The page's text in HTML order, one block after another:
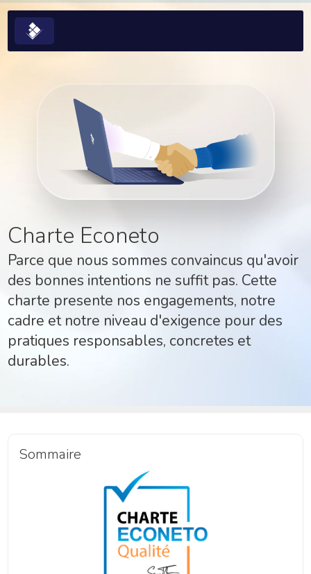
Charte Econeto
Parce que nous sommes convaincus qu'avoir
des bonnes intentions ne suffit pas. Cette
charte presente nos engagements, notre
cadre et notre niveau d'exigence pour des
pratiques responsables, concretes et
durables.
Sommaire